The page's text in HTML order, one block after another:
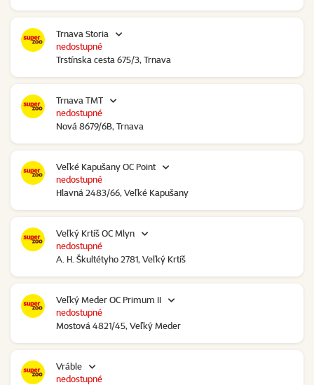
Trnava Storia
Trstínska cesta 675/3, Trnava
nedostupné
Trnava TMT
Nová 8679/6B, Trnava
nedostupné
Veľké Kapušany OC Point
Hlavná 2483/66, Veľké Kapušany
nedostupné
Veľký Krtíš OC Mlyn
A. H. Škultétyho 2781, Veľký Krtíš
nedostupné
Veľký Meder OC Primum II
Mostová 4821/45, Veľký Meder
nedostupné
Vráble
nedostupné